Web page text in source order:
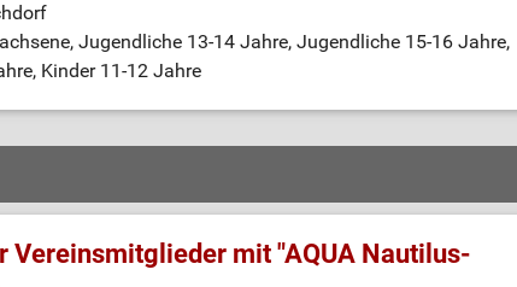
Jugendliche 13-14 Jahre, Jugendliche 15-16 Jahre,
Kinder 11-12 Jahre
Vereinsmitglieder mit "AQUA Nautilus-